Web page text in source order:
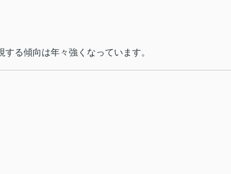
る傾向は年々強くなっています。